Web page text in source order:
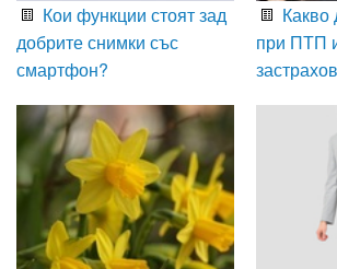
Кои функции стоят зад
добрите снимки със
смартфон?
Какво
при ПТП